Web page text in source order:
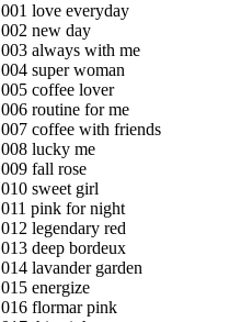
001 love everyday
002 new day
003 always with me
004 super woman
005 coffee lover
006 routine for me
007 coffee with friends
008 lucky me
009 fall rose
010 sweet girl
011 pink for night
012 legendary red
013 deep bordeux
014 lavander garden
015 energize
016 flormar pink